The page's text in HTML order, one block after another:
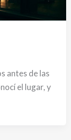
antes de las
el lugar, y